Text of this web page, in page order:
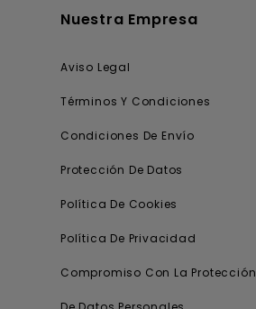
Nuestra Empresa
Aviso Legal
Términos Y Condiciones
Condiciones De Envío
Protección De Datos
Política De Cookies
Política De Privacidad
Compromiso Con La Protección